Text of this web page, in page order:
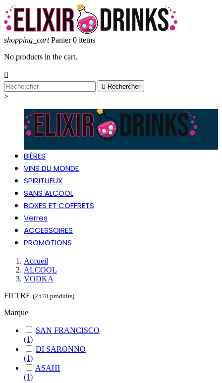
shopping_cart Panier 0 items
No products in the cart.

 Rechercher
>
BIÈRES
VINS DU MONDE
SPIRITUEUX
SANS ALCOOL
BOXES ET COFFRETS
Verres
ACCESSOIRES
PROMOTIONS
Accueil
ALCOOL
VODKA
FILTRE (2578 produits)
Marque
SAN FRANCISCO
(1)
DI SARONNO
(1)
ASAHI
(1)